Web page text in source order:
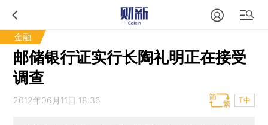
金融
邮储银行证实行长陶礼明正在接受
调查
2012年06月11日 18:36 T中